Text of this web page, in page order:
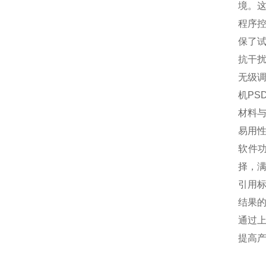
境。
程序
保了
抗干
无级
机
材料
易用
软件
择，
引用
结果
通过
提高